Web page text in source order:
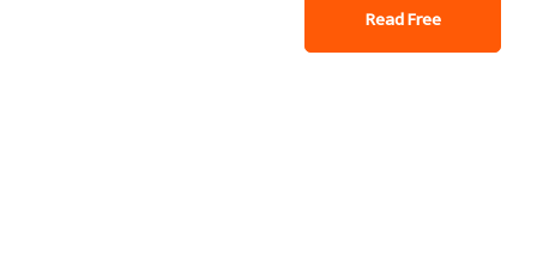
Read Free